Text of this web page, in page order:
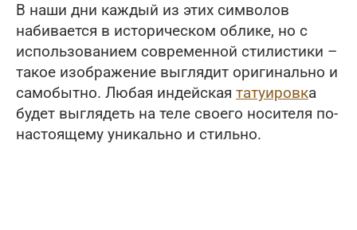
В наши дни каждый из этих символов
набивается в историческом облике, но с
использованием современной стилистики –
такое изображение выглядит оригинально и
самобытно. Любая индейская татуировка
будет выглядеть на теле своего носителя по-
настоящему уникально и стильно.